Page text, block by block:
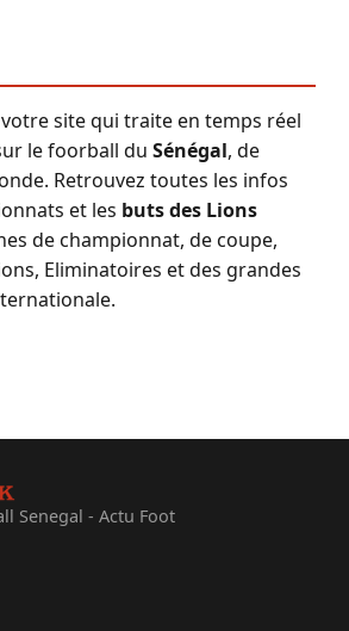
site qui traite en temps réel
le foorball du Sénégal, de
Retrouvez toutes les infos
et les buts des Lions
de championnat, de coupe,
Eliminatoires et des grandes
Senegal - Actu Foot